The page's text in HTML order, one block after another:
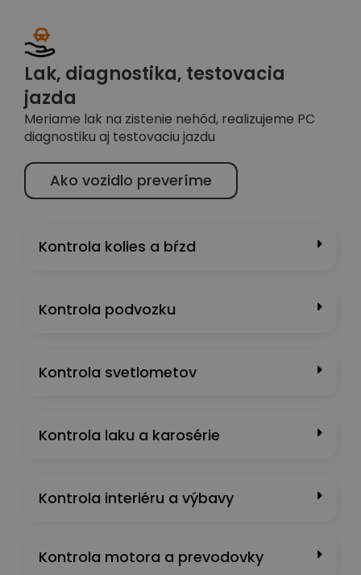
Lak, diagnostika, testovacia
jazda
Meriame lak na zistenie nehôd, realizujeme PC
diagnostiku aj testovaciu jazdu
Ako vozidlo preveríme
Kontrola kolies a bŕzd
Kontrola podvozku
Kontrola svetlometov
Kontrola laku a karosérie
Kontrola interiéru a výbavy
Kontrola motora a prevodovky